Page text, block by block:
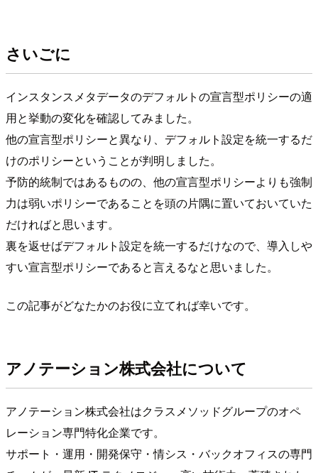
さいごに
インスタンスメタデータのデフォルトの宣言型ポリシーの適
用と挙動の変化を確認してみました。
他の宣言型ポリシーと異なり、デフォルト設定を統一するだ
けのポリシーということが判明しました。
予防的統制ではあるものの、他の宣言型ポリシーよりも強制
力は弱いポリシーであることを頭の片隅に置いておいていた
だければと思います。
裏を返せばデフォルト設定を統一するだけなので、導入しや
すい宣言型ポリシーであると言えるなと思いました。
この記事がどなたかのお役に立てれば幸いです。
アノテーション株式会社について
アノテーション株式会社はクラスメソッドグループのオペ
レーション専門特化企業です。
サポート・運用・開発保守・情シス・バックオフィスの専門